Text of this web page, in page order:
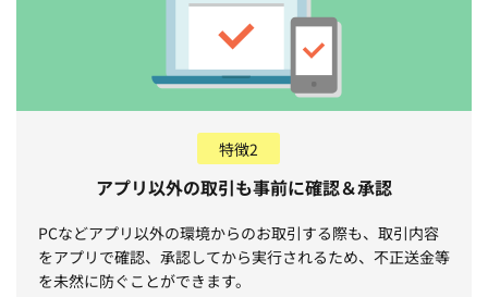
特徴2
アプリ以外の取引も事前に確認＆承認
PCなどアプリ以外の環境からのお取引する際も、取引内容
をアプリで確認、承認してから実行されるため、不正送金等
を未然に防ぐことができます。